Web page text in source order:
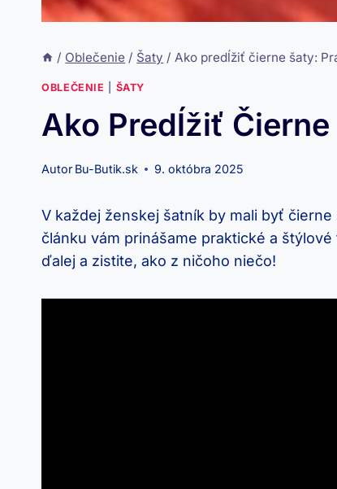
/ Oblečenie / Šaty / Ako predĺžiť čierne šaty:
OBLEČENIE ŠATY
Ako Predĺžiť
Autor Bu-Butik.sk 9. októbra 2025
V každej ženskej šatník by ‍mali⁤ byť
článku vám prinášame ⁢praktické⁢ a
ďalej ⁤a zistite, ako z ničoho niečo!